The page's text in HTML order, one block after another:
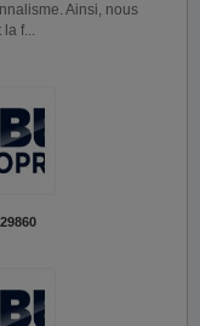
Ainsi, nous
f...